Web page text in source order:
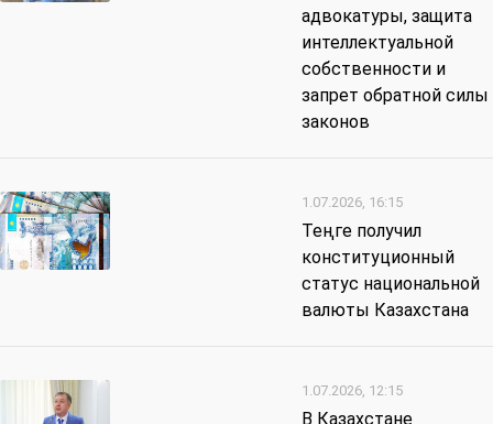
адвокатуры, защита
интеллектуальной
собственности и
запрет обратной силы
законов
1.07.2026, 16:15
Теңге получил
конституционный
статус национальной
валюты Казахстана
1.07.2026, 12:15
В Казахстане